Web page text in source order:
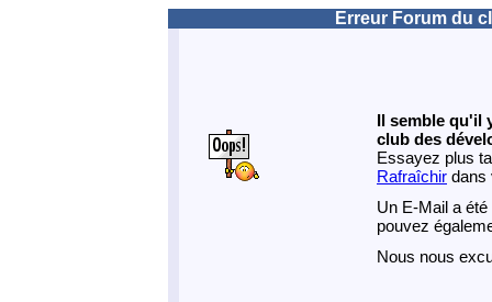
Erreur Forum du
Il semble qu'il
club des
Essayez plus
Rafraîchir dans
Un E-Mail a
pouvez
Nous nous